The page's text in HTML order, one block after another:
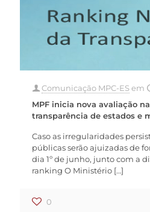
Comunicação MPC-ESem
MPF inicia nova avaliação
transparência de estados e
Caso as irregularidades
públicas serão ajuizadas de
dia 1º de junho, junto com a
ranking O Ministério […]
0